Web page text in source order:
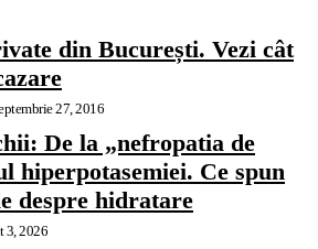
din București. Vezi cât
27, 2016
De la „nefropatia de
hiperpotasemiei. Ce spun
despre hidratare
3, 2026